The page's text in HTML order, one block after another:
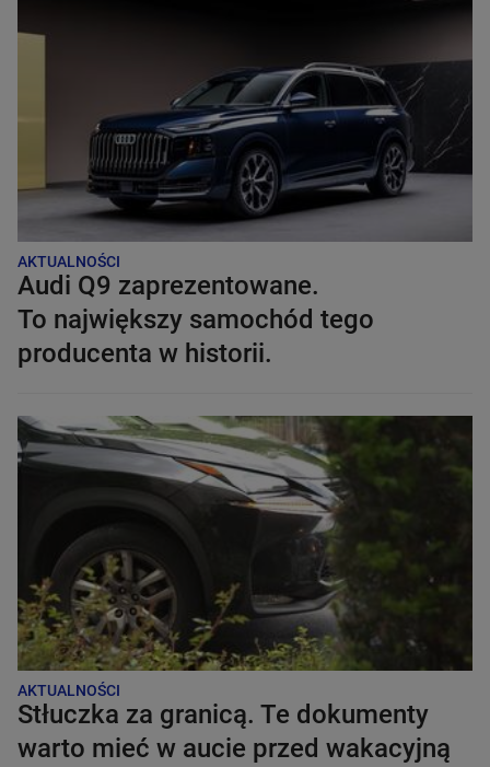
AKTUALNOŚCI
Audi Q9 zaprezentowane.
To największy samochód tego
producenta w historii.
AKTUALNOŚCI
Stłuczka za granicą. Te dokumenty
warto mieć w aucie przed wakacyjną